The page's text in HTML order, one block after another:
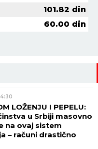
101.82 din
60.00 din
LOŽENJU I PEPELU:
u Srbiji masovno
na ovaj sistem
– računi drastično